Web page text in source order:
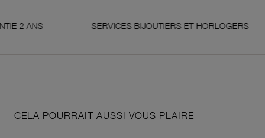
SERVICES BIJOUTIERS ET HORLOGERS
CELA POURRAIT AUSSI VOUS PLAIRE